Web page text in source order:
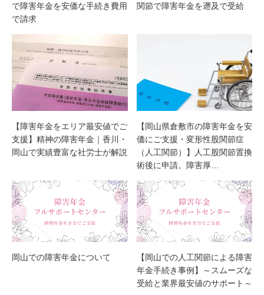
で障害年金を安価な手続き費用
で請求
関節で障害年金を遡及で受給
【障害年金をエリア最安値でご
支援】精神の障害年金｜香川・
岡山で実績豊富な社労士が解説
【岡山県倉敷市の障害年金を安
価にご支援・変形性股関節症
（人工関節）】人工股関節置換
術後に申請。障害厚…
岡山での障害年金について
【岡山での人工関節による障害
年金手続き事例】～スムーズな
受給と業界最安値のサポート～